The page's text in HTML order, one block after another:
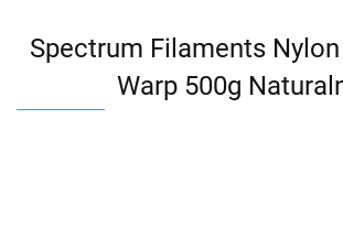
Spectrum Filaments
Warp 500g